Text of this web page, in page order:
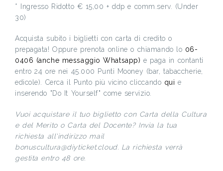
* Ingresso Ridotto € 15,00 + ddp e comm.serv. (Under
30)
Acquista subito i biglietti con carta di credito o
prepagata! Oppure prenota online o chiamando lo 06-
0406 (anche messaggio Whatsapp) e paga in contanti
entro 24 ore nei 45.000 Punti Mooney (bar, tabaccherie,
edicole). Cerca il Punto più vicino cliccando qui e
inserendo "Do It Yourself" come servizio.
Vuoi acquistare il tuo biglietto con Carta della Cultura
e del Merito o Carta del Docente? Invia la tua
richiesta all'indirizzo mail
bonuscultura@diyticket.cloud. La richiesta verrà
gestita entro 48 ore.